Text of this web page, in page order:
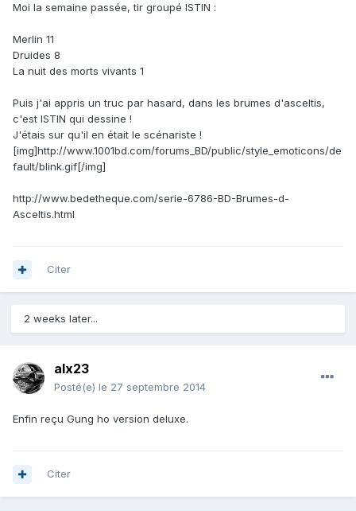
Moi la semaine passée, tir groupé ISTIN :
Merlin 11
Druides 8
La nuit des morts vivants 1
Puis j'ai appris un truc par hasard, dans les brumes d'asceltis,
c'est ISTIN qui dessine !
J'étais sur qu'il en était le scénariste !
[img]http://www.1001bd.com/forums_BD/public/style_emoticons/de
fault/blink.gif[/img]
http://www.bedetheque.com/serie-6786-BD-Brumes-d-
Asceltis.html
Citer
2 weeks later...
alx23
Posté(e) le 27 septembre 2014
Enfin reçu Gung ho version deluxe.
Citer